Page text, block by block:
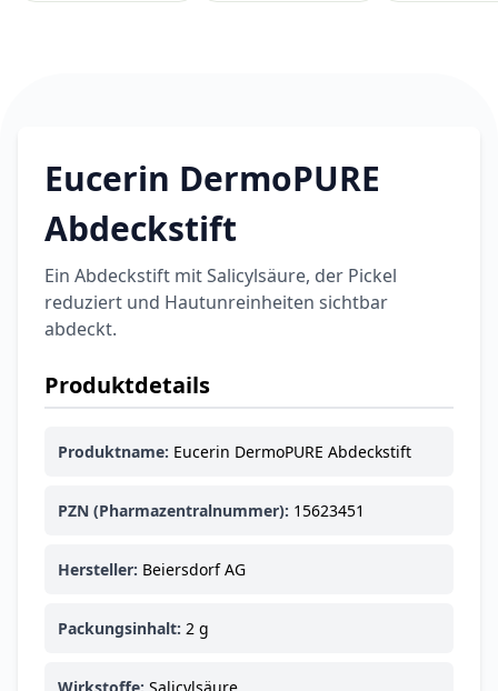
Eucerin DermoPURE
Abdeckstift
Ein Abdeckstift mit Salicylsäure, der Pickel
reduziert und Hautunreinheiten sichtbar
abdeckt.
Produktdetails
Produktname: Eucerin DermoPURE Abdeckstift
PZN (Pharmazentralnummer): 15623451
Hersteller: Beiersdorf AG
Packungsinhalt: 2 g
Wirkstoffe: Salicylsäure